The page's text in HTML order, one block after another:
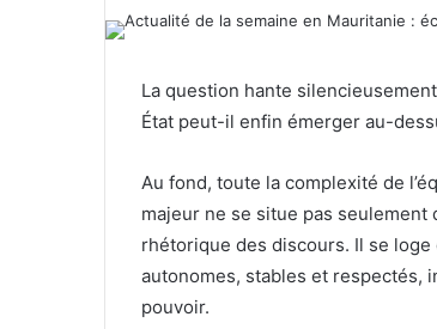
La question hante
État peut-il enfin émerger au-
Au fond, toute la complexité de
majeur ne se situe pas seulement
rhétorique des discours. Il se
autonomes, stables et respectés,
pouvoir.